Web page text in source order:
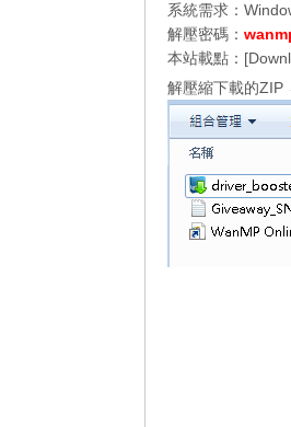
系統需求：
解壓密碼：
本站載點：[
解壓縮下載的ZIP